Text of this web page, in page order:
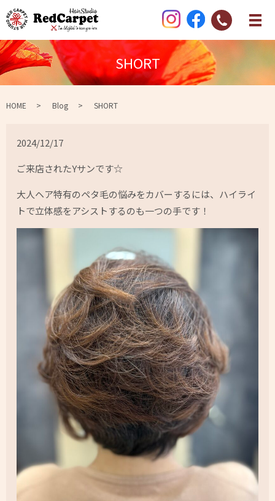
SHORT
HOME Blog SHORT
2024/12/17
ご来店されたYサンです☆
大人ヘア特有のペタ毛の悩みをカバーするには、ハイライ
トで立体感をアシストするのも一つの手です！